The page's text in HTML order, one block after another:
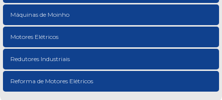
Máquinas de Moinho
Motores Elétricos
Redutores Industriais
Reforma de Motores Elétricos